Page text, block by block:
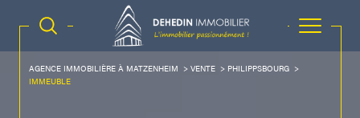
AGENCE IMMOBILIÈRE À MATZENHEIM VENTE
PHILIPPSBOURG
IMMEUBLE